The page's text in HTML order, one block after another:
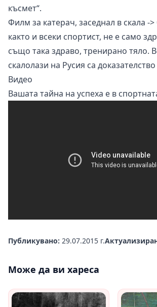
късмет“.
Филм за катерач, заседнал в скала ->
както и всеки спортист, не е само
също така здраво, тренирано тяло.
скалолази на Русия са
Видео
Вашата тайна на успеха е в
Публикувано: 29.07.2015 г.
Може да ви хареса